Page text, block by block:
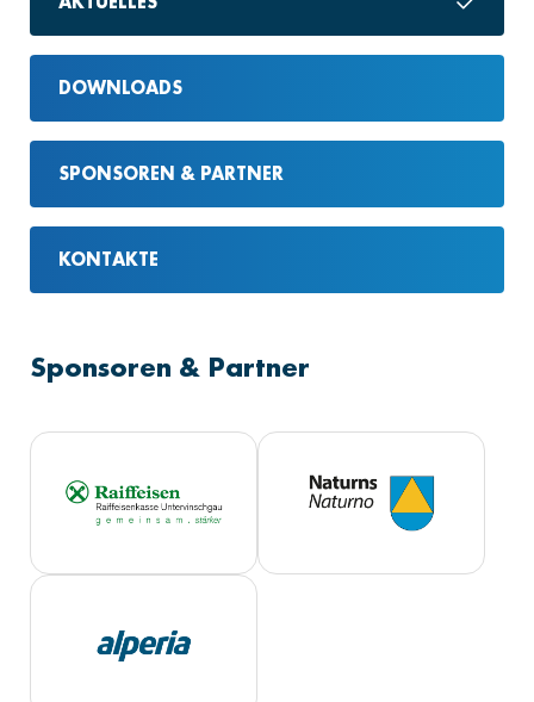
DOWNLOADS
SPONSOREN & PARTNER
KONTAKTE
Sponsoren & Partner